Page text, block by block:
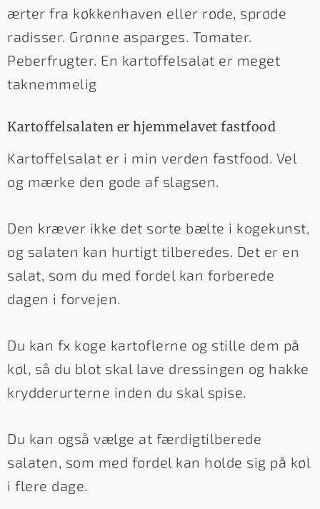
ærter fra køkkenhaven eller røde, sprøde
radisser. Grønne asparges. Tomater.
Peberfrugter. En kartoffelsalat er meget
taknemmelig
Kartoffelsalaten er hjemmelavet fastfood
Kartoffelsalat er i min verden fastfood. Vel
og mærke den gode af slagsen.
Den kræver ikke det sorte bælte i kogekunst,
og salaten kan hurtigt tilberedes. Det er en
salat, som du med fordel kan forberede
dagen i forvejen.
Du kan fx koge kartoflerne og stille dem på
køl, så du blot skal lave dressingen og hakke
krydderurterne inden du skal spise.
Du kan også vælge at færdigtilberede
salaten, som med fordel kan holde sig på køl
i flere dage.